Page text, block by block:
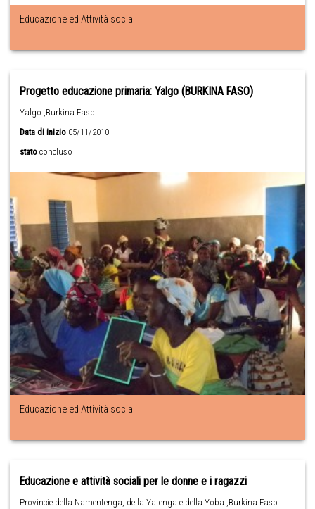
Educazione ed Attività sociali
Progetto educazione primaria: Yalgo (BURKINA FASO)
Yalgo ,Burkina Faso
Data di inizio 05/11/2010
stato concluso
Educazione ed Attività sociali
Educazione e attività sociali per le donne e i ragazzi
Provincie della Namentenga, della Yatenga e della Yoba ,Burkina Faso